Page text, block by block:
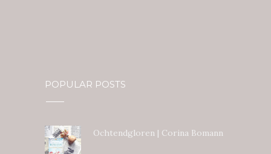
POPULAR POSTS
Ochtendgloren | Corina Bomann